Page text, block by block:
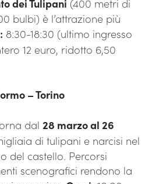
dei Tulipani (400 metri di
bulbi) è l’attrazione più
8:30-18:30 (ultimo ingresso
12 euro, ridotto 6,50
– Torino
dal 28 marzo al 26
di tulipani e narcisi nel
del castello. Percorsi
scenografici rendono la